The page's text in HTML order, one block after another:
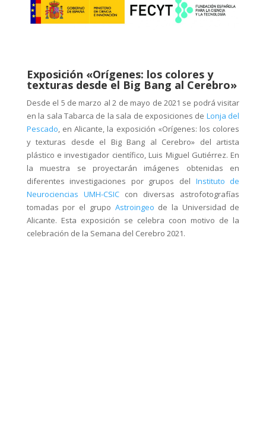
Exposición «Orígenes: los colores y
texturas desde el Big Bang al Cerebro»
Desde el 5 de marzo al 2 de mayo de 2021 se podrá visitar
en la sala Tabarca de la sala de exposiciones de Lonja del
Pescado, en Alicante, la exposición «Orígenes: los colores
y texturas desde el Big Bang al Cerebro» del artista
plástico e investigador científico, Luis Miguel Gutiérrez. En
la muestra se proyectarán imágenes obtenidas en
diferentes investigaciones por grupos del Instituto de
Neurociencias UMH-CSICcon diversas astrofotografías
tomadas por el grupo Astroingeo de la Universidad de
Alicante. Esta exposición se celebra coon motivo de la
celebración de la Semana del Cerebro 2021.